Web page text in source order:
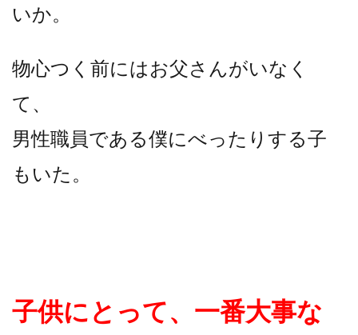
いか。
物心つく前にはお父さんがいなく
て、
男性職員である僕にべったりする子
もいた。
子供にとって、一番大事な